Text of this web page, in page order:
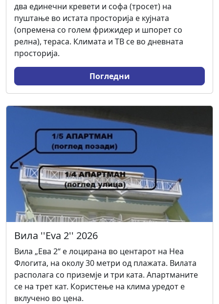
два единечни кревети и софа (тросет) на
пуштање во истата просторија е кујната
(опремена со голем фрижидер и шпорет со
релна), тераса. Климата и ТВ се во дневната
просторија.
Погледни
Вила ''Еva 2'' 2026
Вила „Ева 2“ е лоцирана во центарот на Неа
Флогита, на околу 30 метри од плажата. Вилата
располага со приземје и три ката. Апартманите
се на трет кат. Користење на клима уредот е
вклучено во цена.